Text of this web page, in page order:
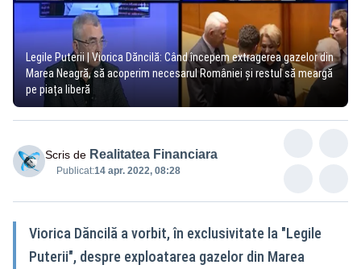
Legile Puterii | Viorica Dăncilă: Când începem extragerea gazelor din
Marea Neagră, să acoperim necesarul României și restul să meargă
pe piața liberă
Scris de Realitatea Financiara
Publicat:14 apr. 2022, 08:28
Viorica Dăncilă a vorbit, în exclusivitate la "Legile
Puterii", despre exploatarea gazelor din Marea